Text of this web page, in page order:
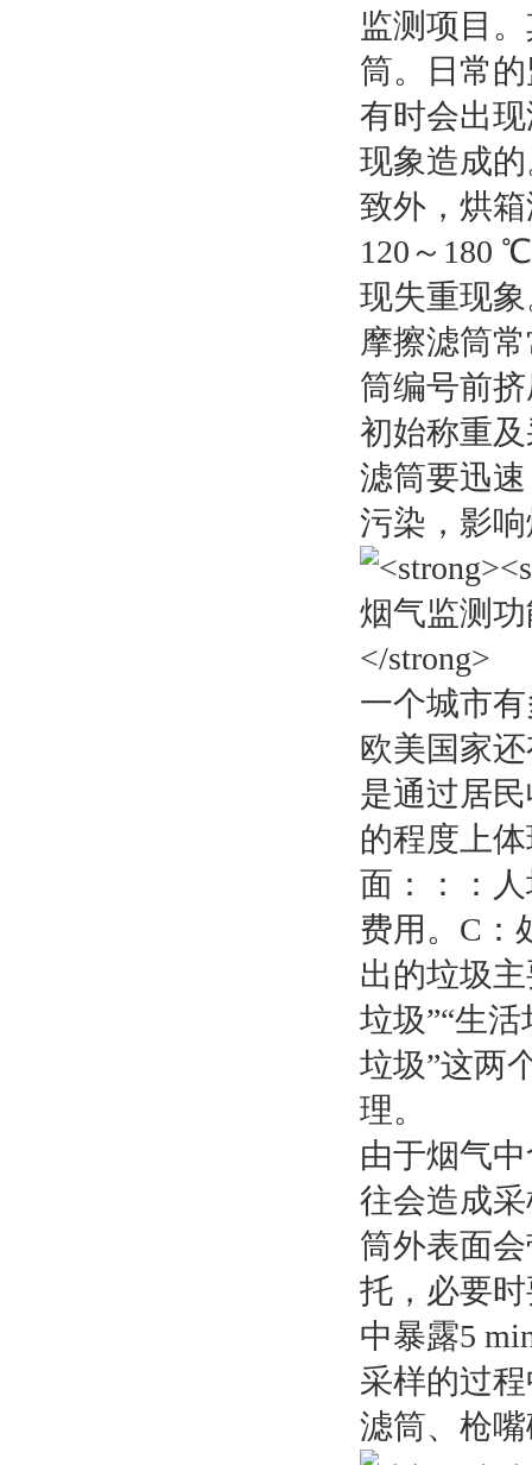
监测项目
筒。日常
有时会出
现象造成
致外，烘
120～180
现失重现
摩擦滤筒
筒编号前
初始称重
滤筒要迅
污染，影
一个城市
欧美国家
是通过居
的程度上
面：：：
费用。C：
出的垃圾
垃圾”“生
垃圾”这两
理。
由于烟气
往会造成
筒外表面
托，必要
中暴露5
采样的过
滤筒、枪